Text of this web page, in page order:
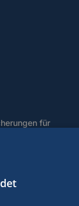
für